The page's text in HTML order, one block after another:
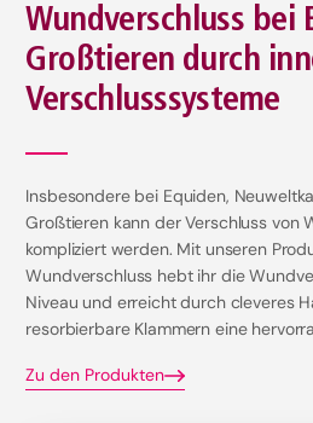
Wundverschluss bei
Großtieren durch
Verschlusssysteme
Insbesondere bei Equiden,
Großtieren kann der Verschluss von
kompliziert werden. Mit unseren
Wundverschluss hebt ihr die
Niveau und erreicht durch cleveres
resorbierbare Klammern eine
Zu den Produkten